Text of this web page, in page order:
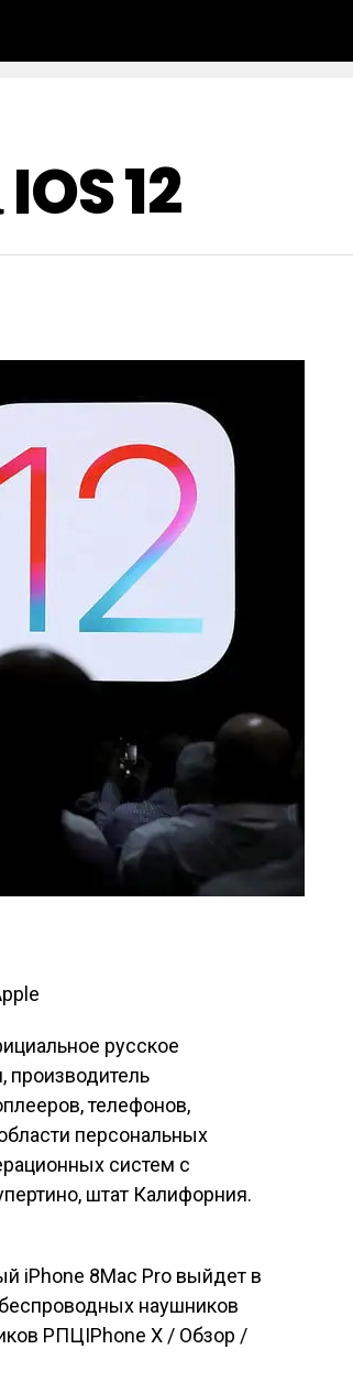
12
русское
производитель
телефонов,
персональных
систем с
штат Калифорния.
iPhone 8Mac Pro выйдет в
наушников
РПЦIPhone X / Обзор /